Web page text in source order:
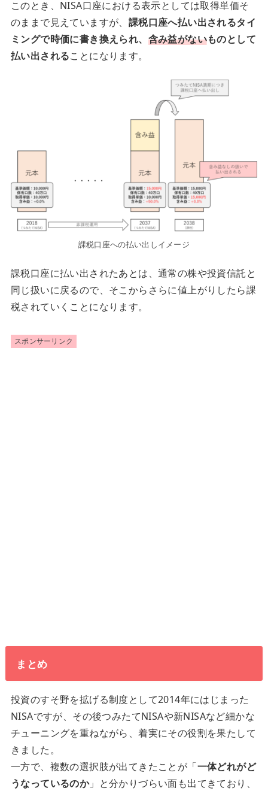
このとき、NISA口座における表示としては取得単価そ
のままで見えていますが、 課税口座へ払い出されるタイ
ミングで時価に書き換えられ、 含み益がないものとして
払い出されることになります。
課税口座への払い出しイメージ
課税口座に払い出されたあとは、通常の株や投資信託と
同じ扱いに戻るので、そこからさらに値上がりしたら課
税されていくことになります。
スポンサーリンク
まとめ
投資のすそ野を拡げる制度として2014年にはじまった
NISAですが、その後つみたてNISAや新NISAなど細かな
チューニングを重ねながら、着実にその役割を果たして
きました。
一方で、複数の選択肢が出てきたことが「一体どれがど
うなっているのか」と分かりづらい面も出てきており、